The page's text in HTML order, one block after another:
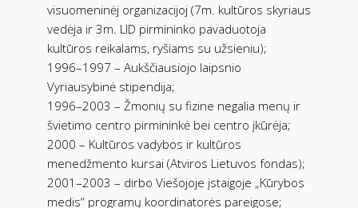
visuomeninėj organizacijoj (7m. kultūros skyriaus
vedėja ir 3m. LID pirmininko pavaduotoja
kultūros reikalams, ryšiams su užsieniu);
1996–1997 – Aukščiausiojo laipsnio
Vyriausybinė stipendija;
1996–2003 – Žmonių su fizine negalia menų ir
švietimo centro pirmininkė bei centro įkūrėja;
2000 – Kultūros vadybos ir kultūros
menedžmento kursai (Atviros Lietuvos fondas);
2001–2003 – dirbo Viešojoje įstaigoje „Kūrybos
medis“ programų koordinatorės pareigose;